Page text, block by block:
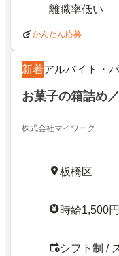
離職率低い
かんたん応募
新着アルバイト・
お菓子の箱詰め
株式会社マイワーク
板橋区
時給1,500円
シフト制 /